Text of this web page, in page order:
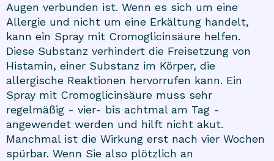
Augen verbunden ist. Wenn es sich um eine
Allergie und nicht um eine Erkältung handelt,
kann ein Spray mit Cromoglicinsäure helfen.
Diese Substanz verhindert die Freisetzung von
Histamin, einer Substanz im Körper, die
allergische Reaktionen hervorrufen kann. Ein
Spray mit Cromoglicinsäure muss sehr
regelmäßig - vier- bis achtmal am Tag -
angewendet werden und hilft nicht akut.
Manchmal ist die Wirkung erst nach vier Wochen
spürbar. Wenn Sie also plötzlich an